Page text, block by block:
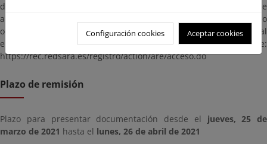
de identificación: EA0043359), citando la/s referencia/s que
aparecen en este anuncio. En particular, si dispone de certificado
o DNI electrónicos en vigor, puede hacer uso del Registro General
en la dirección siguiente:
https://rec.redsara.es/registro/action/are/acceso.do
Plazo de remisión
Plazo para presentar documentación desde el jueves, 25 de
marzo de 2021 hasta el lunes, 26 de abril de 2021
Configuración cookies Aceptar cookies